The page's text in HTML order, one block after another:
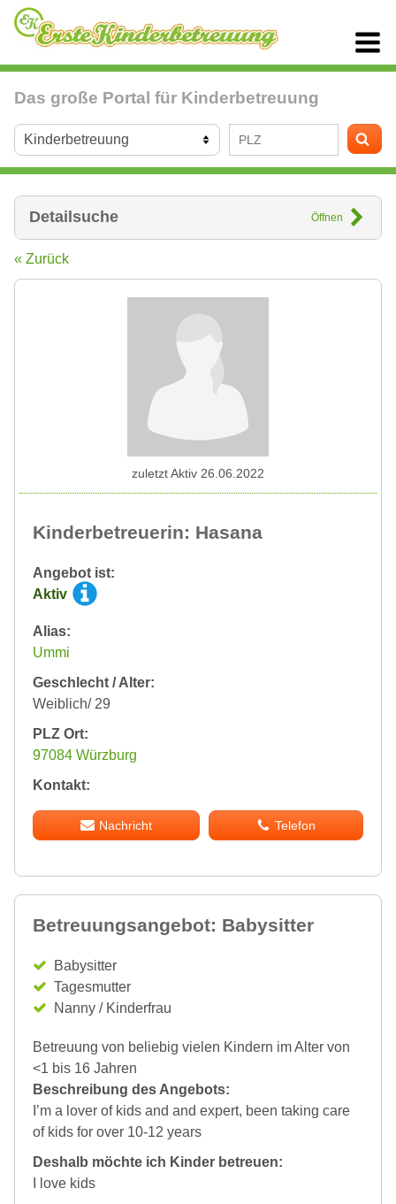
Das große Portal für Kinderbetreuung
Detailsuche Öffnen
« Zurück
Kinderbetreuerin: Hasana
Angebot ist:
Aktiv
Alias:
Ummi
Geschlecht / Alter:
Weiblich/ 29
PLZ Ort:
97084 Würzburg
Kontakt:
Nachricht Telefon
zuletzt Aktiv 26.06.2022
Betreuungsangebot: Babysitter
Babysitter
Tagesmutter
Nanny / Kinderfrau
Betreuung von beliebig vielen Kindern im Alter von
<1 bis 16 Jahren
Beschreibung des Angebots:
I’m a lover of kids and and expert, been taking care
of kids for over 10-12 years
Deshalb möchte ich Kinder betreuen:
I love kids